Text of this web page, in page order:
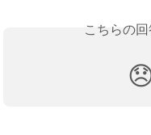
こちらの